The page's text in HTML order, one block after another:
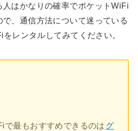
はかなりの確率でポケットWiFi
、通信方法について迷っている
レンタルしてみてください。
で最もおすすめできるのは グ